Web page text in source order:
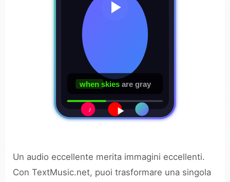
Un audio eccellente merita immagini eccellenti.
Con TextMusic.net, puoi trasformare una singola
when skiesare gray
♪